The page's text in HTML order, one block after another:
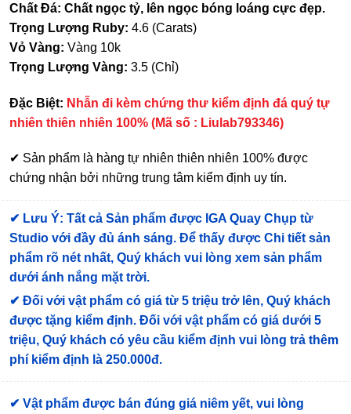
Chất Đá: Chất ngọc tỷ, lên ngọc bóng loáng cực đẹp.
Trọng Lượng Ruby: 4.6 (Carats)
Vỏ Vàng: Vàng 10k
Trọng Lượng Vàng: 3.5 (Chỉ)
Đặc Biệt: Nhẫn đi kèm chứng thư kiểm định đá quý tự
nhiên thiên nhiên 100% (Mã số : Liulab793346)
✔ Sản phẩm là hàng tự nhiên thiên nhiên 100% được
chứng nhận bởi những trung tâm kiểm định uy tín.
✔ Lưu Ý: Tất cả Sản phẩm được IGA Quay Chụp từ
Studio với đầy đủ ánh sáng. Để thấy được Chi tiết sản
phẩm rõ nét nhất, Quý khách vui lòng xem sản phẩm
dưới ánh nắng mặt trời.
✔ Đối với vật phẩm có giá từ 5 triệu trở lên, Quý khách
được tặng kiểm định. Đối với vật phẩm có giá dưới 5
triệu, Quý khách có yêu cầu kiểm định vui lòng trả thêm
phí kiểm định là 250.000đ.
✔ Vật phẩm được bán đúng giá niêm yết, vui lòng